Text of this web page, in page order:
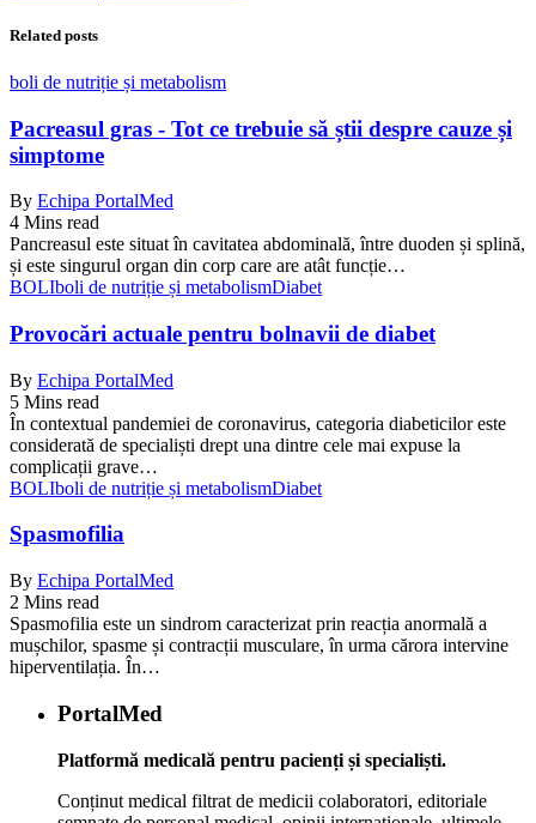
Related posts
boli de nutriție și metabolism
Pacreasul gras - Tot ce trebuie să știi despre cauze și
simptome
By Echipa PortalMed
4 Mins read
Pancreasul este situat în cavitatea abdominală, între duoden și splină,
și este singurul organ din corp care are atât funcție…
BOLIboli de nutriție și metabolismDiabet
Provocări actuale pentru bolnavii de diabet
By Echipa PortalMed
5 Mins read
În contextual pandemiei de coronavirus, categoria diabeticilor este
considerată de specialiști drept una dintre cele mai expuse la
complicații grave…
BOLIboli de nutriție și metabolismDiabet
Spasmofilia
By Echipa PortalMed
2 Mins read
Spasmofilia este un sindrom caracterizat prin reacția anormală a
mușchilor, spasme și contracții musculare, în urma cărora intervine
hiperventilația. În…
PortalMed
Platformă medicală pentru pacienți și specialiști.
Conținut medical filtrat de medicii colaboratori, editoriale